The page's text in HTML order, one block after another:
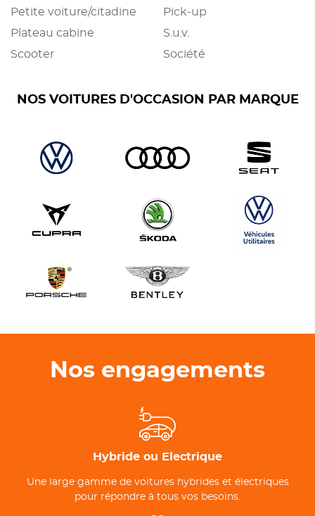
Petite voiture/citadine
Pick-up
Plateau cabine
S.u.v.
Scooter
Société
NOS VOITURES D'OCCASION PAR MARQUE
Nos engagements
Hybride ou Electrique
Une large gamme de voitures hybrides et électriques
pour répondre à tous vos besoins.